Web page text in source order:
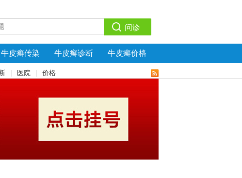
牛皮癣传染 牛皮癣诊断 牛皮癣价格
医院 价格